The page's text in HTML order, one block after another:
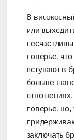
В
или
поверье,
вступают в
больше
отношениях.
поверье,
заключать